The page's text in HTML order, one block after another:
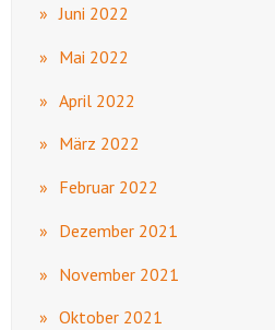
Juni 2022
Mai 2022
April 2022
März 2022
Februar 2022
Dezember 2021
November 2021
Oktober 2021